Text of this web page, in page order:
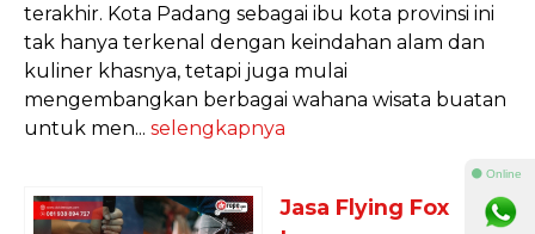
terakhir. Kota Padang sebagai ibu kota provinsi ini
tak hanya terkenal dengan keindahan alam dan
kuliner khasnya, tetapi juga mulai
mengembangkan berbagai wahana wisata buatan
untuk men... selengkapnya
Jasa Flying Fox
⚫ Online